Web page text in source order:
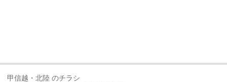
甲信越・北陸 のチラシ